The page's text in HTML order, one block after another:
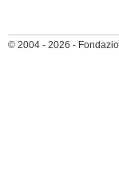
© 2004 - 2026 -